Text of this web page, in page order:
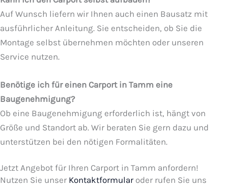
Auf Wunsch liefern wir Ihnen auch einen Bausatz mit
ausführlicher Anleitung. Sie entscheiden, ob Sie die
Montage selbst übernehmen möchten oder unseren
Service nutzen.
Benötige ich für einen Carport in Tamm eine
Baugenehmigung?
Ob eine Baugenehmigung erforderlich ist, hängt von
Größe und Standort ab. Wir beraten Sie gern dazu und
unterstützen bei den nötigen Formalitäten.
Jetzt Angebot für Ihren Carport in Tamm anfordern!
Nutzen Sie unser Kontaktformularoder rufen Sie uns